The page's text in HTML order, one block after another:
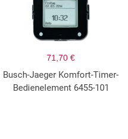
71,70 €
Busch-Jaeger Komfort-Timer-
Bedienelement 6455-101